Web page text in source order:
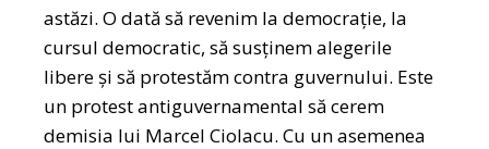
astăzi. O dată să revenim la democrație, la
cursul democratic, să susținem alegerile
libere și să protestăm contra guvernului. Este
un protest antiguvernamental să cerem
demisia lui Marcel Ciolacu. Cu un asemenea